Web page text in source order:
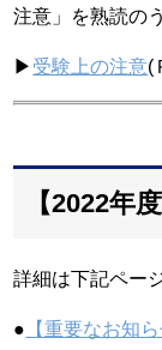
注意」を熟読の
▶ 受験上の注意(
【2022年
詳細は下記ペー
● 【重要なお知